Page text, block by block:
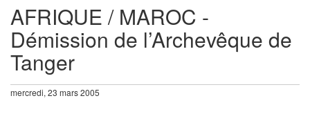
AFRIQUE / MAROC -
Démission de l’Archevêque de
Tanger
mercredi, 23 mars 2005